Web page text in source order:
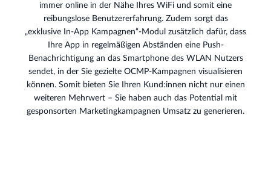
immer online in der Nähe Ihres WiFi und somit eine
reibungslose Benutzererfahrung. Zudem sorgt das
„exklusive In-App Kampagnen“-Modul zusätzlich dafür, dass
Ihre App in regelmäßigen Abständen eine Push-
Benachrichtigung an das Smartphone des WLAN Nutzers
sendet, in der Sie gezielte OCMP-Kampagnen visualisieren
können. Somit bieten Sie Ihren Kund:innen nicht nur einen
weiteren Mehrwert – Sie haben auch das Potential mit
gesponsorten Marketingkampagnen Umsatz zu generieren.